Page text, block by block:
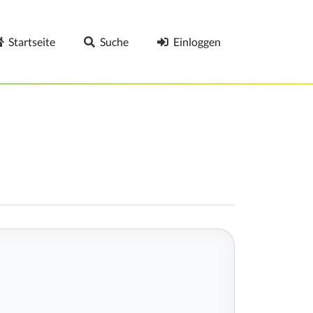
Startseite Suche Einloggen